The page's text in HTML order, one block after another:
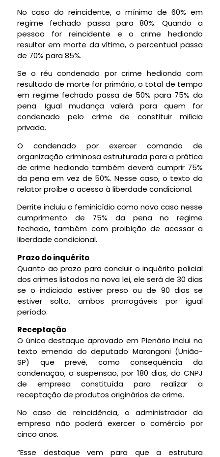
No caso do reincidente, o mínimo de 60% em
regime fechado passa para 80%. Quando a
pessoa for reincidente e o crime hediondo
resultar em morte da vítima, o percentual passa
de 70% para 85%.
Se o réu condenado por crime hediondo com
resultado de morte for primário, o total de tempo
em regime fechado passa de 50% para 75% da
pena. Igual mudança valerá para quem for
condenado pelo crime de constituir milícia
privada.
O condenado por exercer comando de
organização criminosa estruturada para a prática
de crime hediondo também deverá cumprir 75%
da pena em vez de 50%. Nesse caso, o texto do
relator proíbe o acesso à liberdade condicional.
Derrite incluiu o feminicídio como novo caso nesse
cumprimento de 75% da pena no regime
fechado, também com proibição de acessar a
liberdade condicional.
Prazo do inquérito
Quanto ao prazo para concluir o inquérito policial
dos crimes listados na nova lei, ele será de 30 dias
se o indiciado estiver preso ou de 90 dias se
estiver solto, ambos prorrogáveis por igual
período.
Receptação
O únicodestaque aprovado em Plenário inclui no
texto emenda do deputado Marangoni (União-
SP) que prevê, como consequência da
condenação, a suspensão, por 180 dias, do CNPJ
de empresa constituída para realizar a
receptação de produtos originários de crime.
No caso de reincidência, o administrador da
empresa não poderá exercer o comércio por
cinco anos.
“Esse destaque vem para que a estrutura